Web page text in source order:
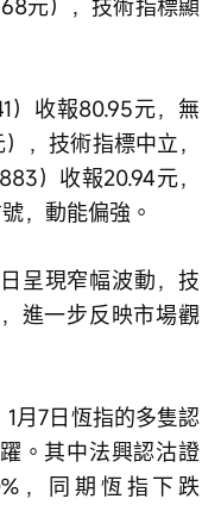
元），技術指標顯
）收報80.95元，無
，技術指標中立，
）收報20.94元，
，動能偏強。
呈現窄幅波動，技
進一步反映市場觀
月7日恆指的多隻認
。其中法興認沽證
，同期恆指下跌